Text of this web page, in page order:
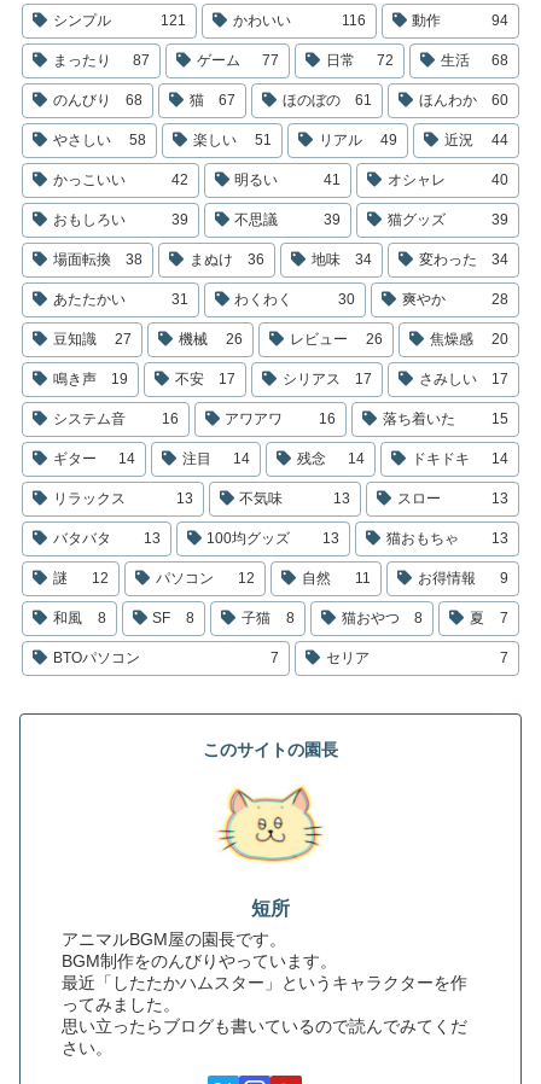
シンプル 121 かわいい 116 動作 94
まったり 87 ゲーム 77 日常 72 生活 68
のんびり 68 猫 67 ほのぼの 61 ほんわか 60
やさしい 58 楽しい 51 リアル 49 近況 44
かっこいい 42 明るい 41 オシャレ 40
おもしろい 39 不思議 39 猫グッズ 39
場面転換 38 まぬけ 36 地味 34 変わった 34
あたたかい 31 わくわく 30 爽やか 28
豆知識 27 機械 26 レビュー 26 焦燥感 20
鳴き声 19 不安 17 シリアス 17 さみしい 17
システム音 16 アワアワ 16 落ち着いた 15
ギター 14 注目 14 残念 14 ドキドキ 14
リラックス 13 不気味 13 スロー 13
バタバタ 13 100均グッズ 13 猫おもちゃ 13
謎 12 パソコン 12 自然 11 お得情報 9
和風 8 SF 8 子猫 8 猫おやつ 8 夏 7
BTOパソコン 7 セリア 7
このサイトの園長
短所
アニマルBGM屋の園長です。
BGM制作をのんびりやっています。
最近「したたかハムスター」というキャラクターを作
ってみました。
思い立ったらブログも書いているので読んでみてくだ
さい。